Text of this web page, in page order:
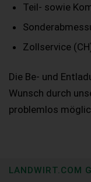
Teil- sowie
Zollservice
Die Be- und
Wunsch durch
problemlos
LANDWIRT.COM